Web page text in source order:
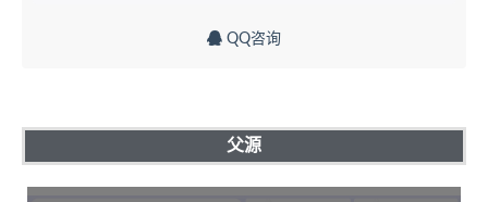
QQ咨询
父源